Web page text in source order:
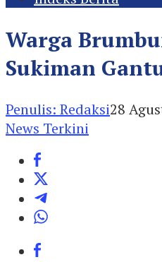
Warga
Sukiman
Penulis: Redaksi28
News Terkini